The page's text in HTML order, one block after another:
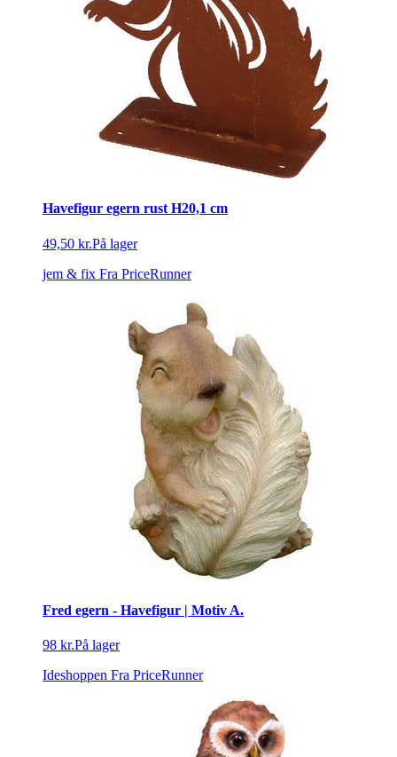
Havefigur egern rust H20,1 cm
49,50 kr.På lager
jem & fix Fra PriceRunner
Fred egern - Havefigur | Motiv A.
98 kr.På lager
Ideshoppen Fra PriceRunner